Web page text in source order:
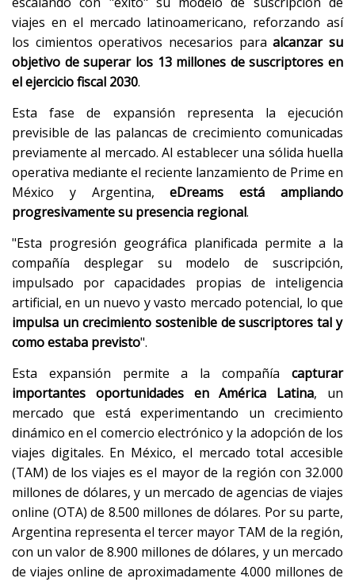
viajes en el mercado latinoamericano, reforzando así
los cimientos operativos necesarios paraalcanzar su
objetivo de superar los 13 millones de suscriptores en
el ejercicio fiscal 2030.
Esta fase de expansión representa la ejecución
previsible de las palancas de crecimiento comunicadas
previamente al mercado. Al establecer una sólida huella
operativa mediante el reciente lanzamiento de Prime en
México y Argentina,eDreams está ampliando
progresivamente su presencia regional.
"Esta progresión geográfica planificada permite a la
compañía desplegar su modelo de suscripción,
impulsado por capacidades propias de inteligencia
artificial, en un nuevo y vasto mercado potencial, lo que
impulsa un crecimiento sostenible de suscriptores tal y
como estaba previsto".
Esta expansión permite a la compañía capturar
importantes oportunidades en América Latina, un
mercado que está experimentando un crecimiento
dinámico en el comercio electrónico y la adopción de los
viajes digitales. En México, el mercado total accesible
(TAM) de los viajes es el mayor de la región con 32.000
millones de dólares, y un mercado de agencias de viajes
online (OTA) de 8.500 millones de dólares. Por su parte,
Argentina representa el tercer mayor TAM de la región,
con un valor de 8.900 millones de dólares, y un mercado
de viajes online de aproximadamente 4.000 millones de